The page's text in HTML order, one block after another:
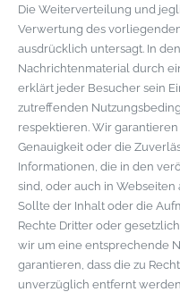
Die Weiterverteilung und
Verwertung des
ausdrücklich untersagt. In
Nachrichtenmaterial durch
erklärt jeder Besucher sein
zutreffenden
respektieren. Wir
Genauigkeit oder die
Informationen, die in den
sind, oder auch in Webseiten
Sollte der Inhalt oder die
Rechte Dritter oder
wir um eine entsprechende
garantieren, dass die zu
unverzüglich entfernt